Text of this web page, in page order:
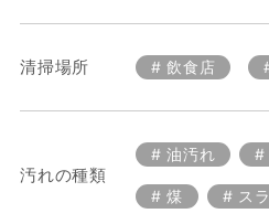
清掃場所 飲食店
汚れの種類
油汚れ
煤 ス